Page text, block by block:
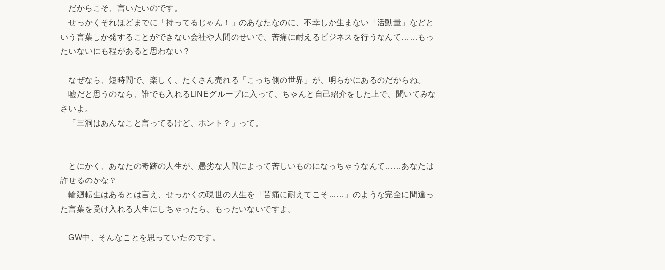
だからこそ、言いたいのです。
せっかくそれほどまでに「持ってるじゃん！」のあなたなのに、不幸しか生まない「活動量」などと
いう言葉しか発することができない会社や人間のせいで、苦痛に耐えるビジネスを行うなんて……もっ
たいないにも程があると思わない？
なぜなら、短時間で、楽しく、たくさん売れる「こっち側の世界」が、明らかにあるのだからね。
嘘だと思うのなら、誰でも入れるLINEグループに入って、ちゃんと自己紹介をした上で、聞いてみな
さいよ。
「三洞はあんなこと言ってるけど、ホント？」って。
とにかく、あなたの奇跡の人生が、愚劣な人間によって苦しいものになっちゃうなんて……あなたは
許せるのかな？
輪廻転生はあるとは言え、せっかくの現世の人生を「苦痛に耐えてこそ……」のような完全に間違っ
た言葉を受け入れる人生にしちゃったら、もったいないですよ。
GW中、そんなことを思っていたのです。